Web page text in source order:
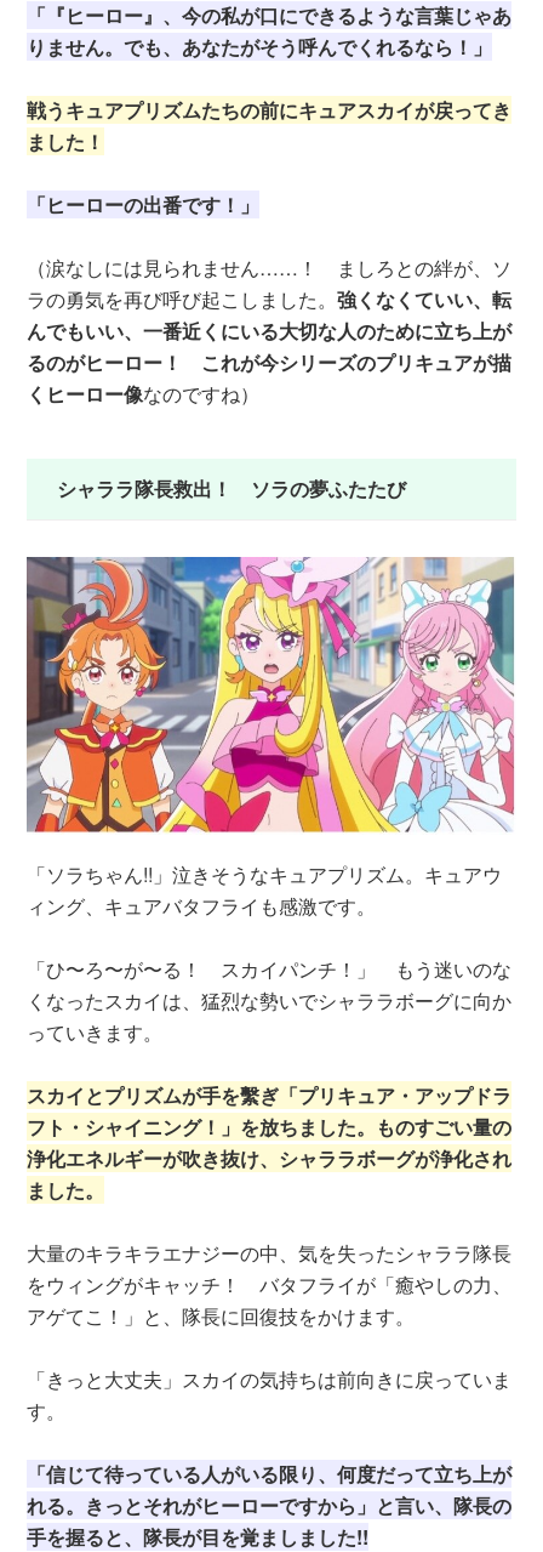
「『ヒーロー』、今の私が口にできるような言葉じゃあ
りません。でも、あなたがそう呼んでくれるなら！」
戦うキュアプリズムたちの前にキュアスカイが戻ってき
ました！
「ヒーローの出番です！」
（涙なしには見られません……！ ましろとの絆が、ソ
ラの勇気を再び呼び起こしました。強くなくていい、転
んでもいい、一番近くにいる大切な人のために立ち上が
るのがヒーロー！ これが今シリーズのプリキュアが描
くヒーロー像なのですね）
シャララ隊長救出！ ソラの夢ふたたび
「ソラちゃん!!」泣きそうなキュアプリズム。キュアウ
ィング、キュアバタフライも感激です。
「ひ〜ろ〜が〜る！ スカイパンチ！」 もう迷いのな
くなったスカイは、猛烈な勢いでシャララボーグに向か
っていきます。
スカイとプリズムが手を繫ぎ「プリキュア・アップドラ
フト・シャイニング！」を放ちました。ものすごい量の
浄化エネルギーが吹き抜け、シャララボーグが浄化され
ました。
大量のキラキラエナジーの中、気を失ったシャララ隊長
をウィングがキャッチ！ バタフライが「癒やしの力、
アゲてこ！」と、隊長に回復技をかけます。
「きっと大丈夫」スカイの気持ちは前向きに戻っていま
す。
「信じて待っている人がいる限り、何度だって立ち上が
れる。きっとそれがヒーローですから」と言い、隊長の
手を握ると、隊長が目を覚ましました!!